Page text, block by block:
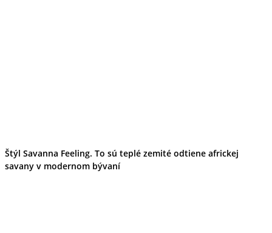
Štýl Savanna Feeling. To sú teplé zemité odtiene africkej
savany v modernom bývaní